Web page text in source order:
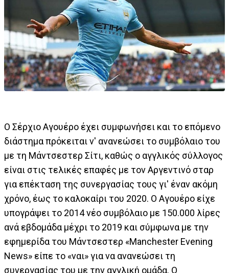
Ο Σέρχιο Αγουέρο έχει συμφωνήσει και το επόμενο
διάστημα πρόκειται ν' ανανεώσει το συμβόλαιο του
με τη Μάντσεστερ Σίτι, καθώς ο αγγλικός σύλλογος
είναι στις τελικές επαφές με τον Αργεντινό σταρ
για επέκταση της συνεργασίας τους γι' έναν ακόμη
χρόνο, έως το καλοκαίρι του 2020. Ο Αγουέρο είχε
υπογράψει το 2014 νέο συμβόλαιο με 150.000 λίρες
ανά εβδομάδα μέχρι το 2019 και σύμφωνα με την
εφημερίδα του Μάντσεστερ «Manchester Evening
News» είπε το «ναι» για να ανανεώσει τη
συνεργασίας του με την αγγλική ομάδα. Ο